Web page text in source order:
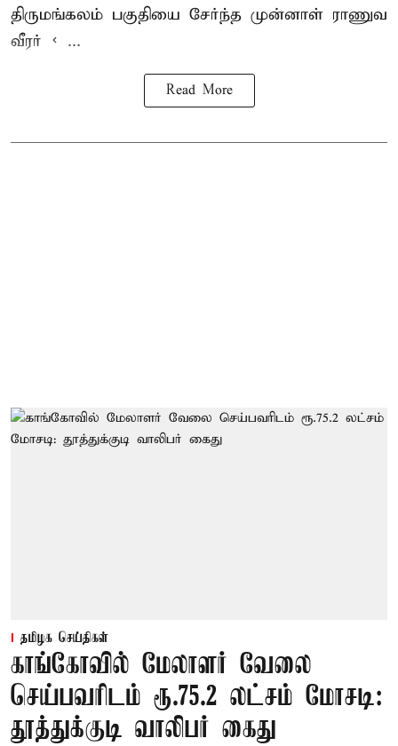
திருமங்கலம் பகுதியை சேர்ந்த முன்னாள் ராணுவ
வீரர் < ...
Read More
தமிழக செய்திகள்
காங்கோவில் மேலாளர் வேலை
செய்பவரிடம் ரூ.75.2 லட்சம் மோசடி:
தூத்துக்குடி வாலிபர் கைது